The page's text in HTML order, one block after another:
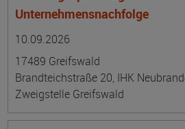
Unternehmensnachfolge
10.09.2026
17489 Greifswald
Brandteichstraße 20, IHK
Zweigstelle Greifswald